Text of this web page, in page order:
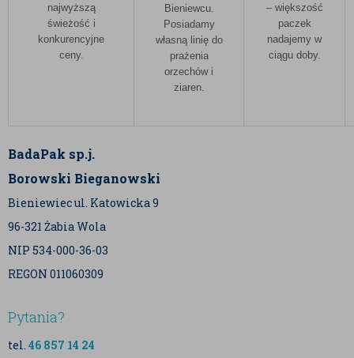
najwyższą
świeżość i
konkurencyjne
ceny.
Bieniewcu.
Posiadamy
własną linię do
prażenia
orzechów i
ziaren.
– większość
paczek
nadajemy w
ciągu doby.
BadaPak sp.j.
Borowski Bieganowski
Bieniewiec ul. Katowicka 9
96-321 Żabia Wola
NIP 534-000-36-03
REGON 011060309
Pytania?
tel. 46 857 14 24